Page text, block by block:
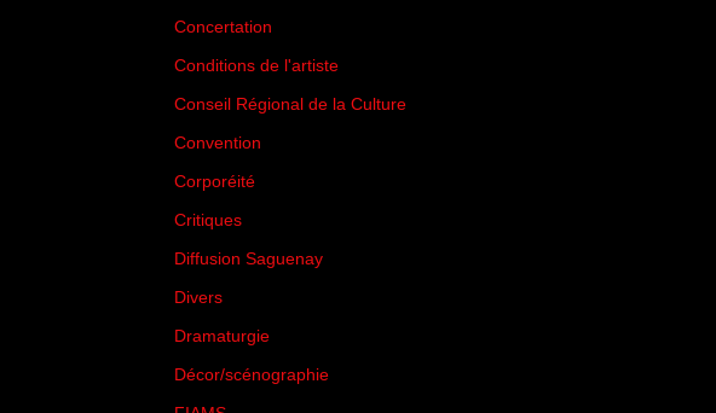
Concertation
Conditions de l'artiste
Conseil Régional de la Culture
Convention
Corporéité
Critiques
Diffusion Saguenay
Divers
Dramaturgie
Décor/scénographie